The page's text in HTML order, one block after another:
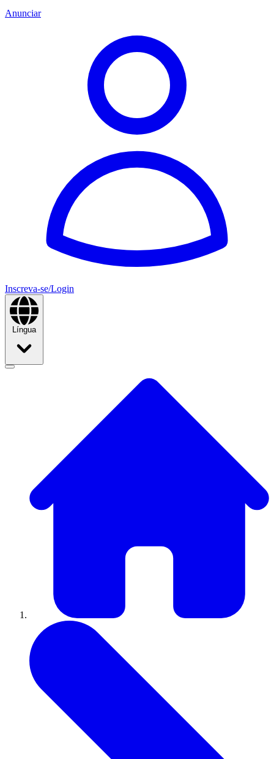
Anunciar
Inscreva-se/Login
Língua